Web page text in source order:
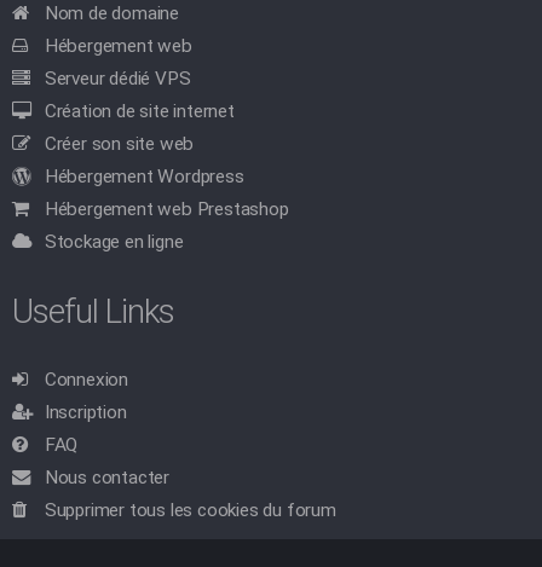
Nom de domaine
Hébergement web
Serveur dédié VPS
Création de site internet
Créer son site web
Hébergement Wordpress
Hébergement web Prestashop
Stockage en ligne
Useful Links
Connexion
Inscription
FAQ
Nous contacter
Supprimer tous les cookies du forum